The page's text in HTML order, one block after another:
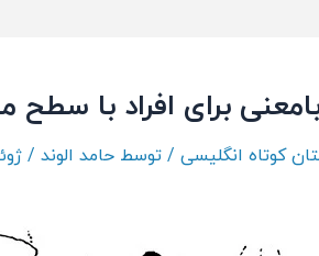
برای افراد با سطح
کوتاه انگلیسی / توسطحامد الوند /ژوئن